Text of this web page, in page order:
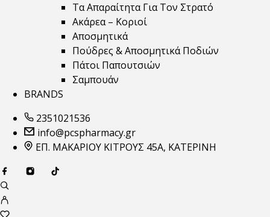
Τα Απαραίτητα Για Τον Στρατό
Ακάρεα – Κοριοί
Αποσμητικά
Πούδρες & Αποσμητικά Ποδιών
Πάτοι Παπουτσιών
Σαμπουάν
BRANDS
2351021536
info@pcspharmacy.gr
ΕΠ. ΜΑΚΑΡΙΟΥ ΚΙΤΡΟΥΣ 45Α, ΚΑΤΕΡΙΝΗ